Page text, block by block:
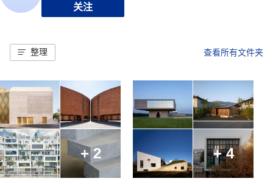
关注
整理 查看所有文件夹
+ 2 + 4